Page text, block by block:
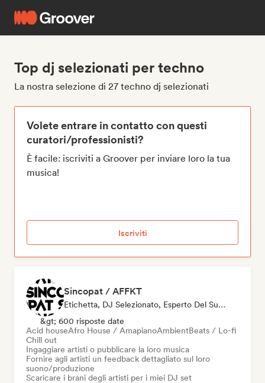
Top dj selezionati per techno
La nostra selezione di 27 techno dj selezionati
Volete entrare in contatto con questi
curatori/professionisti?
È facile: iscriviti a Groover per inviare loro la tua
musica!
Iscriviti
Sincopat / AFFKT
Etichetta, DJ Selezionato, Esperto Del Suono
&gt; 600 risposte date
Acid houseAfro House / AmapianoAmbientBeats / Lo-fi
Chill out
Ingaggiare artisti o pubblicare la loro musica
Fornire agli artisti un feedback dettagliato sul loro
suono/produzione
Scaricare i brani degli artisti per i miei DJ set